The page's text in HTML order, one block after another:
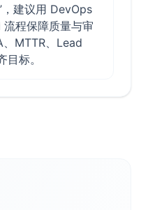
，建议用 DevOps
程保障质量与审
MTTR、Lead
标。